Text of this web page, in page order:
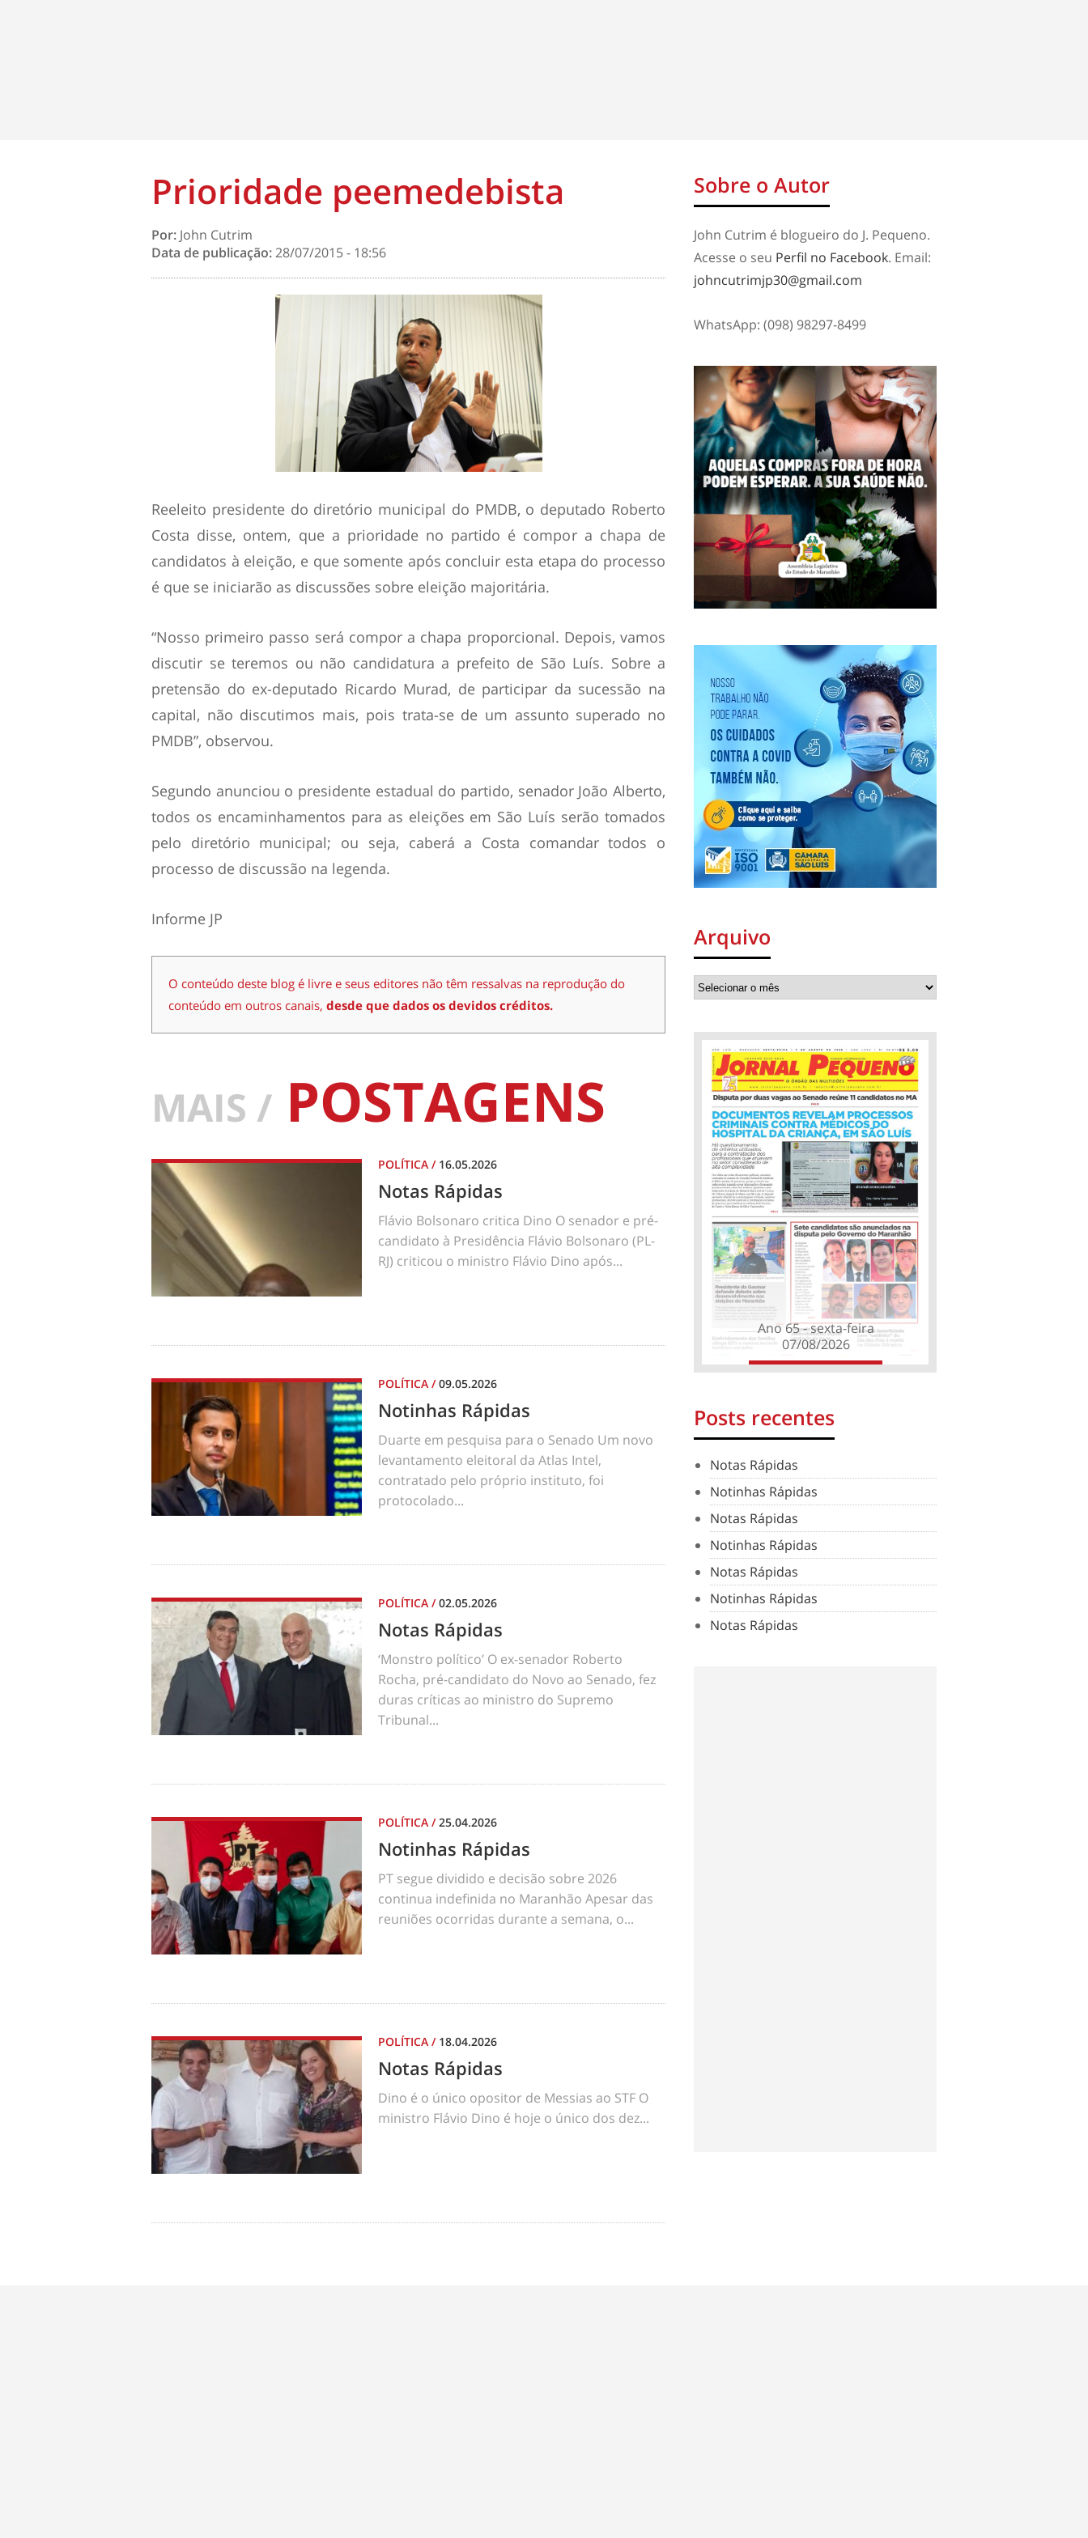
Prioridade peemedebista
Por: John Cutrim
Data de publicação:28/07/2015 - 18:56
Reeleito presidente do diretório municipal do PMDB, o deputado Roberto
Costa disse, ontem, que a prioridade no partido é compor a chapa de
candidatos à eleição, e que somente após concluir esta etapa do processo
é que se iniciarão as discussões sobre eleição majoritária.
“Nosso primeiro passo será compor a chapa proporcional. Depois, vamos
discutir se teremos ou não candidatura a prefeito de São Luís. Sobre a
pretensão do ex-deputado Ricardo Murad, de participar da sucessão na
capital, não discutimos mais, pois trata-se de um assunto superado no
PMDB”, observou.
Segundo anunciou o presidente estadual do partido, senador João Alberto,
todos os encaminhamentos para as eleições em São Luís serão tomados
pelo diretório municipal; ou seja, caberá a Costa comandar todos o
processo de discussão na legenda.
Informe JP
O conteúdo deste blog é livre e seus editores não têm ressalvas na reprodução do
conteúdo em outros canais, desde que dados os devidos créditos.
MAIS / POSTAGENS
POLÍTICA / 16.05.2026
Notas Rápidas
Flávio Bolsonaro critica Dino O senador e pré-
candidato à Presidência Flávio Bolsonaro (PL-
RJ) criticou o ministro Flávio Dino após...
POLÍTICA /09.05.2026
Notinhas Rápidas
Duarte em pesquisa para o Senado Um novo
levantamento eleitoral da Atlas Intel,
contratado pelo próprio instituto, foi
protocolado...
POLÍTICA /02.05.2026
Notas Rápidas
‘Monstro político’ O ex-senador Roberto
Rocha, pré-candidato do Novo ao Senado, fez
duras críticas ao ministro do Supremo
Tribunal...
POLÍTICA /25.04.2026
Notinhas Rápidas
PT segue dividido e decisão sobre 2026
continua indefinida no Maranhão Apesar das
reuniões ocorridas durante a semana, o...
POLÍTICA / 18.04.2026
Notas Rápidas
Dino é o único opositor de Messias ao STF O
ministro Flávio Dino é hoje o único dos dez...
Sobre o Autor
John Cutrim é blogueiro do J. Pequeno.
Acesse o seu Perfil no Facebook. Email:
johncutrimjp30@gmail.com
WhatsApp: (098) 98297-8499
Arquivo
Ano 65 - sexta-feira
07/08/2026
Posts recentes
Notas Rápidas
Notinhas Rápidas
Notas Rápidas
Notinhas Rápidas
Notas Rápidas
Notinhas Rápidas
Notas Rápidas